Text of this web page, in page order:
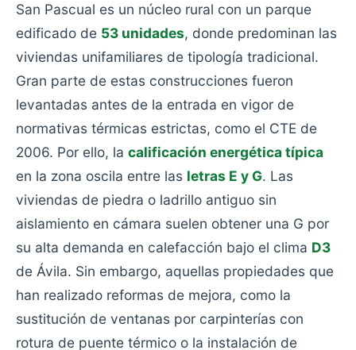
San Pascual es un núcleo rural con un parque
edificado de 53 unidades, donde predominan las
viviendas unifamiliares de tipología tradicional.
Gran parte de estas construcciones fueron
levantadas antes de la entrada en vigor de
normativas térmicas estrictas, como el CTE de
2006. Por ello, la calificación energética típica
en la zona oscila entre las letras E y G. Las
viviendas de piedra o ladrillo antiguo sin
aislamiento en cámara suelen obtener una G por
su alta demanda en calefacción bajo el clima D3
de Ávila. Sin embargo, aquellas propiedades que
han realizado reformas de mejora, como la
sustitución de ventanas por carpinterías con
rotura de puente térmico o la instalación de